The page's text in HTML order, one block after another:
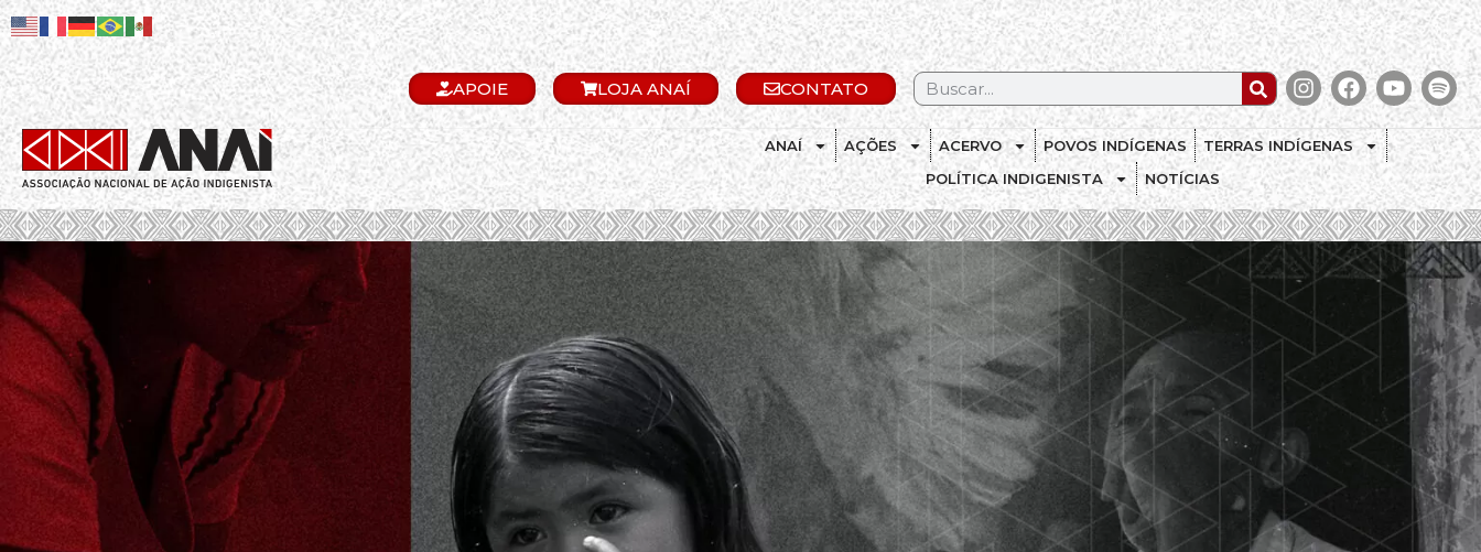
APOIE LOJA ANAÍ CONTATO
ANAÍ AÇÕES ACERVO POVOS INDÍGENAS
TERRAS INDÍGENAS
POLÍTICA INDIGENISTA
NOTÍCIAS
.